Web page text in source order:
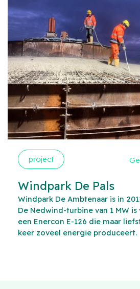
project
Windpark De Pals
Windpark De Ambtenaar is in
De Nedwind-turbine van 1 MW
een Enercon E-126 die maar
keer zoveel energie produceert.